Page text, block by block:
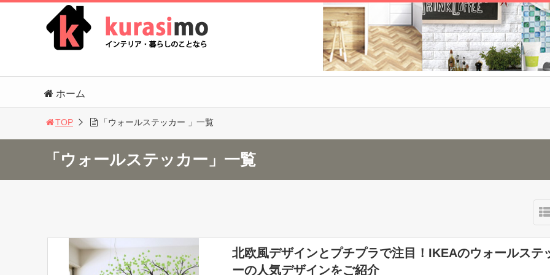
ホーム
TOP 「ウォールステッカー 」一覧
「ウォールステッカー」一覧
北欧風デザインとプチプラで注目！IKEAのウォールステ
ーの人気デザインをご紹介